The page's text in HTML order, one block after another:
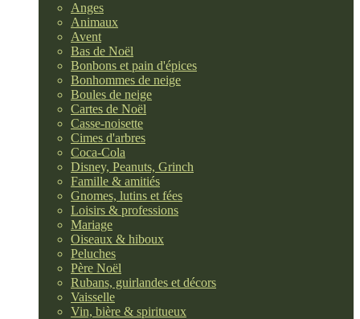
Anges
Animaux
Avent
Bas de Noël
Bonbons et pain d'épices
Bonhommes de neige
Boules de neige
Cartes de Noël
Casse-noisette
Cimes d'arbres
Coca-Cola
Disney, Peanuts, Grinch
Famille & amitiés
Gnomes, lutins et fées
Loisirs & professions
Mariage
Oiseaux & hiboux
Peluches
Père Noël
Rubans, guirlandes et décors
Vaisselle
Vin, bière & spiritueux